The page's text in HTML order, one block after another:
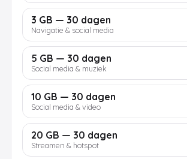
3 GB — 30 dagen
Navigatie & social media
5 GB — 30 dagen
Social media & muziek
10 GB — 30 dagen
Social media & video
20 GB — 30 dagen
Streamen & hotspot